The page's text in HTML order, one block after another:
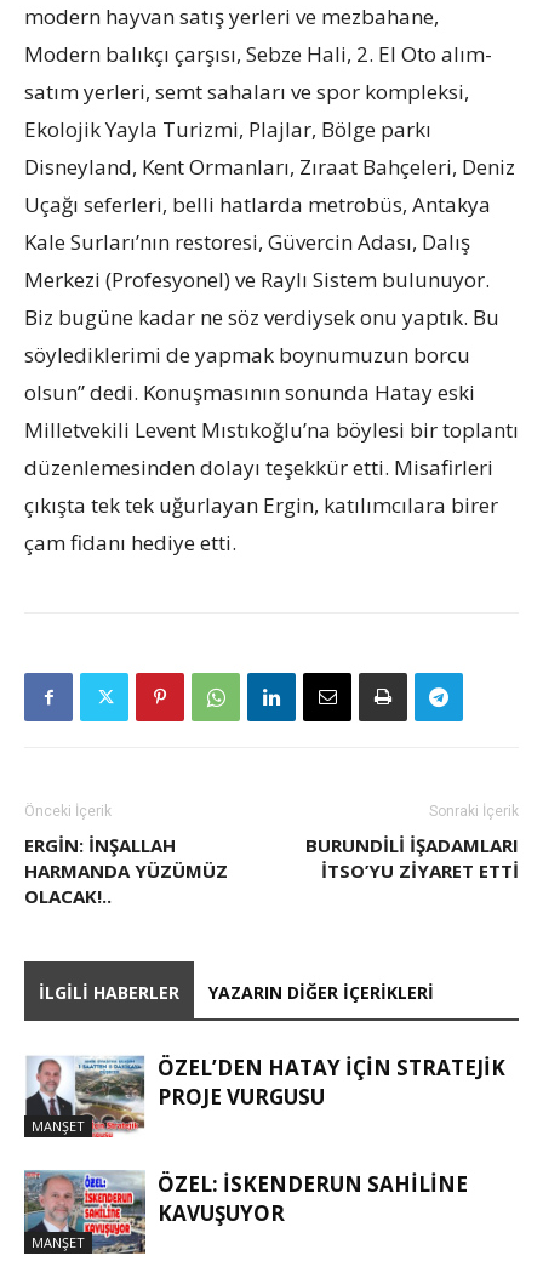
modern hayvan satış yerleri ve mezbahane,
Modern balıkçı çarşısı, Sebze Hali, 2. El Oto alım-
satım yerleri, semt sahaları ve spor kompleksi,
Ekolojik Yayla Turizmi, Plajlar, Bölge parkı
Disneyland, Kent Ormanları, Zıraat Bahçeleri, Deniz
Uçağı seferleri, belli hatlarda metrobüs, Antakya
Kale Surları’nın restoresi, Güvercin Adası, Dalış
Merkezi (Profesyonel) ve Raylı Sistem bulunuyor.
Biz bugüne kadar ne söz verdiysek onu yaptık. Bu
söylediklerimi de yapmak boynumuzun borcu
olsun” dedi. Konuşmasının sonunda Hatay eski
Milletvekili Levent Mıstıkoğlu’na böylesi bir toplantı
düzenlemesinden dolayı teşekkür etti. Misafirleri
çıkışta tek tek uğurlayan Ergin, katılımcılara birer
çam fidanı hediye etti.
Önceki İçerik
ERGIN: İNŞALLAH
HARMANDA YÜZÜMÜZ
OLACAK!..
Sonraki İçerik
BURUNDILI IŞADAMLARI
İTSO’YU ZIYARET ETTI
İLGILI HABERLER YAZARIN DIĞER İÇERIKLERI
MANŞET
ÖZEL’DEN HATAY İÇIN STRATEJIK
PROJE VURGUSU
MANŞET
ÖZEL: İSKENDERUN SAHİLİNE
KAVUŞUYOR